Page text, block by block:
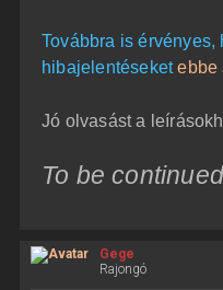
Továbbra is érvényes,
hibajelentéseketebbe
Jó olvasást a
To be
Gege
Rajongó